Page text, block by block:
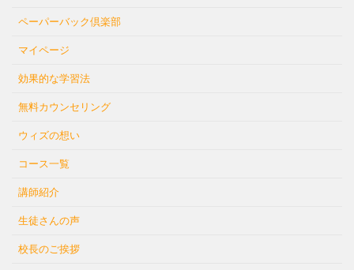
ペーパーバック倶楽部
マイページ
効果的な学習法
無料カウンセリング
ウィズの想い
コース一覧
講師紹介
生徒さんの声
校長のご挨拶